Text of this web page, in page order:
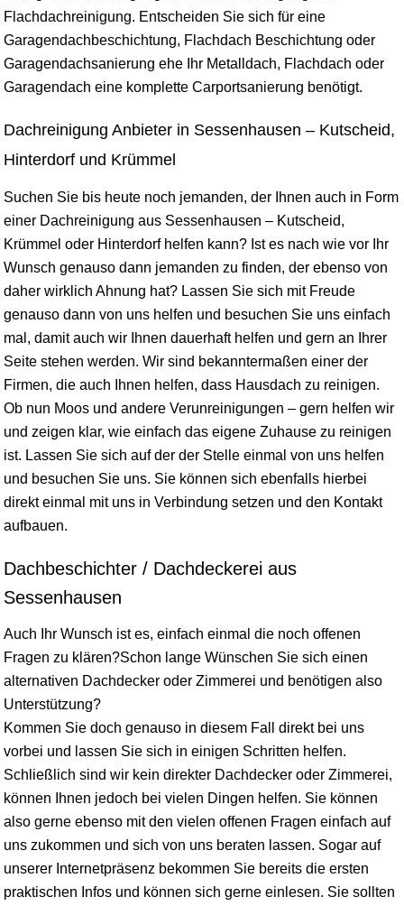
Flachdachreinigung. Entscheiden Sie sich für eine
Garagendachbeschichtung, Flachdach Beschichtung oder
Garagendachsanierung ehe Ihr Metalldach, Flachdach oder
Garagendach eine komplette Carportsanierung benötigt.
Dachreinigung Anbieter in Sessenhausen – Kutscheid,
Hinterdorf und Krümmel
Suchen Sie bis heute noch jemanden, der Ihnen auch in Form
einer Dachreinigung aus Sessenhausen – Kutscheid,
Krümmel oder Hinterdorf helfen kann? Ist es nach wie vor Ihr
Wunsch genauso dann jemanden zu finden, der ebenso von
daher wirklich Ahnung hat? Lassen Sie sich mit Freude
genauso dann von uns helfen und besuchen Sie uns einfach
mal, damit auch wir Ihnen dauerhaft helfen und gern an Ihrer
Seite stehen werden. Wir sind bekanntermaßen einer der
Firmen, die auch Ihnen helfen, dass Hausdach zu reinigen.
Ob nun Moos und andere Verunreinigungen – gern helfen wir
und zeigen klar, wie einfach das eigene Zuhause zu reinigen
ist. Lassen Sie sich auf der der Stelle einmal von uns helfen
und besuchen Sie uns. Sie können sich ebenfalls hierbei
direkt einmal mit uns in Verbindung setzen und den Kontakt
aufbauen.
Dachbeschichter / Dachdeckerei aus
Sessenhausen
Auch Ihr Wunsch ist es, einfach einmal die noch offenen
Fragen zu klären?Schon lange Wünschen Sie sich einen
alternativen Dachdecker oder Zimmerei und benötigen also
Unterstützung?
Kommen Sie doch genauso in diesem Fall direkt bei uns
vorbei und lassen Sie sich in einigen Schritten helfen.
Schließlich sind wir kein direkter Dachdecker oder Zimmerei,
können Ihnen jedoch bei vielen Dingen helfen. Sie können
also gerne ebenso mit den vielen offenen Fragen einfach auf
uns zukommen und sich von uns beraten lassen. Sogar auf
unserer Internetpräsenz bekommen Sie bereits die ersten
praktischen Infos und können sich gerne einlesen. Sie sollten